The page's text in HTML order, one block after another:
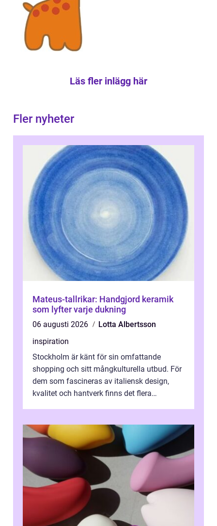
Läs fler inlägg här
Fler nyheter
Mateus-tallrikar: Handgjord keramik
som lyfter varje dukning
06 augusti 2026
Lotta Albertsson
inspiration
Stockholm är känt för sin omfattande
shopping och sitt mångkulturella utbud. För
dem som fascineras av italiensk design,
kvalitet och hantverk finns det flera